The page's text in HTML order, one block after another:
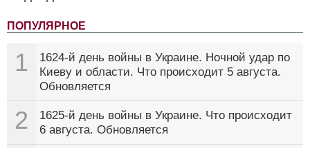
ПОПУЛЯРНОЕ
1
1624-й день войны в Украине. Ночной удар по
Киеву и области. Что происходит 5 августа.
Обновляется
2
1625-й день войны в Украине. Что происходит
6 августа. Обновляется